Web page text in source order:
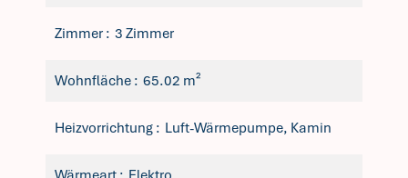
Zimmer 3 Zimmer
Wohnfläche 65.02 m²
Heizvorrichtung Luft-Wärmepumpe, Kamin